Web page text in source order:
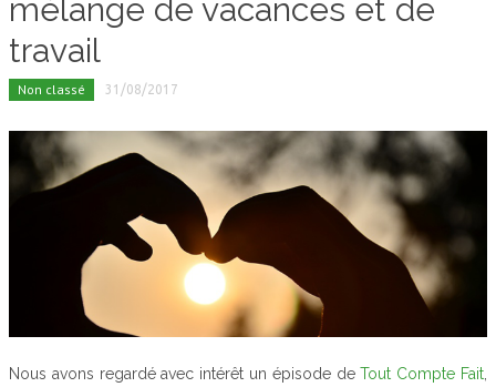
TESTS
PORTRAITS DE VOYAGEURS
mélange de vacances et de
travail
Non classé 31/08/2017
Nous avons regardé avec intérêt un épisode deTout Compte Fait,